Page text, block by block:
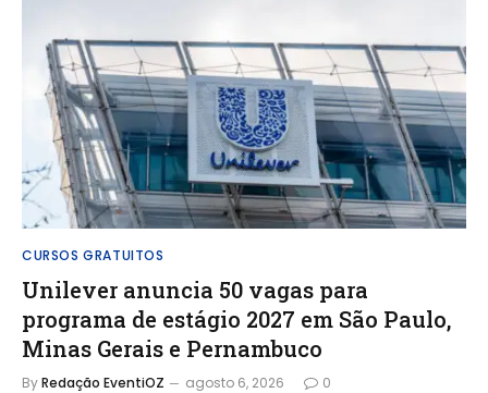
CURSOS GRATUITOS
Unilever anuncia 50 vagas para
programa de estágio 2027 em São Paulo,
Minas Gerais e Pernambuco
ByRedação EventiOZ agosto 6, 2026 0